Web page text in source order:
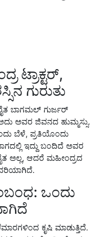
ಟ್ರಾಕ್ಟರ್,
ಗುರುತು
ರೈತ ಬಾಗಮಲ್ ಗುರ್ಜರ್
ಅವರ ಜಿವನದ ಹುಮ್ಮಸ್ಸು.
ಬೆಳೆ, ಪ್ರತಿಯೊಂದು
ಇದ್ದು ಬಂದಿದೆ ಅವರ
ಅಲ್ಲ, ಆದರೆ ಮಹೀಂದ್ರದ
ಒಂದು
ಕೃಷಿ ಮಾಡುತ್ತಿದೆ.